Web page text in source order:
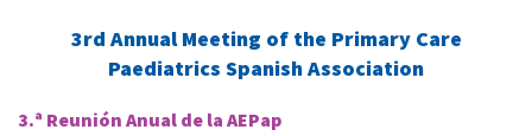
3rd Annual Meeting of the Primary Care
Paediatrics Spanish Association
3.ª Reunión Anual de la AEPap